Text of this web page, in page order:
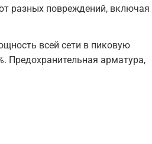
разных повреждений, включая
всей сети в пиковую
Предохранительная арматура,